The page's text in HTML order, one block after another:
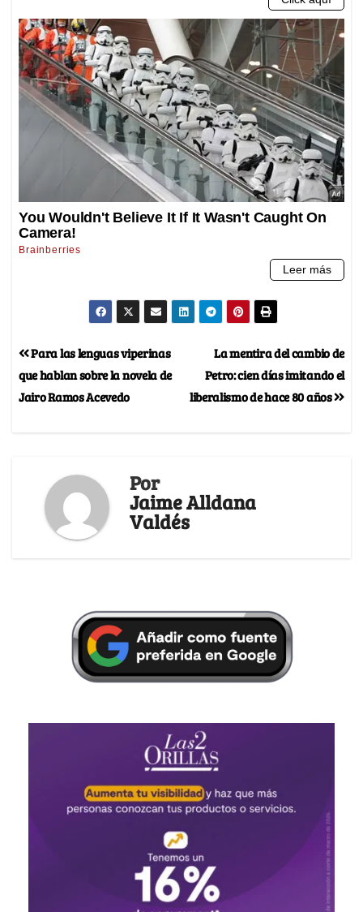
La mentira del cambio de
Petro: cien días imitando el
liberalismo de hace 80 años
Para las lenguas viperinas
que hablan sobre la novela de
Jairo Ramos Acevedo
Por
Jaime Alldana
Valdés